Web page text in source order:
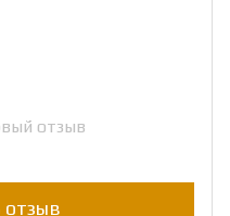
отзыв
отзыв